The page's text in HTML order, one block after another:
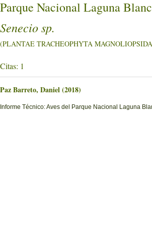
Parque Nacional Laguna
Senecio sp.
(PLANTAE TRACHEOPHYTA
Citas: 1
Paz Barreto, Daniel (2018)
Informe Técnico: Aves del Parque Nacional Laguna